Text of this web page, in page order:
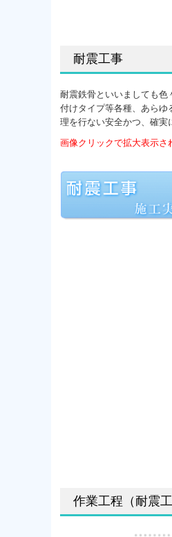
耐震工事
耐震鉄骨といいましても色
付けタイプ等各種、あらゆ
理を行ない安全かつ、確実
画像クリックで拡大表示さ
作業工程（耐震工